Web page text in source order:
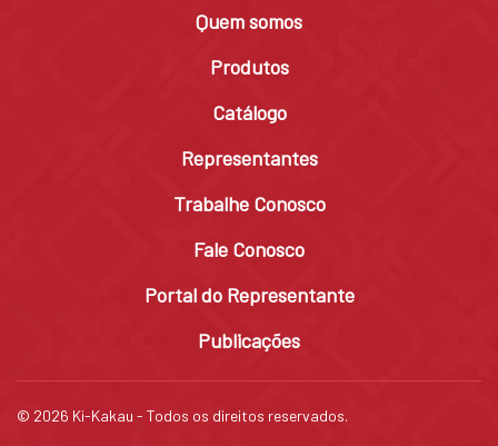
Quem somos
Produtos
Catálogo
Representantes
Trabalhe Conosco
Fale Conosco
Portal do Representante
Publicações
© 2026 Ki-Kakau - Todos os direitos reservados.